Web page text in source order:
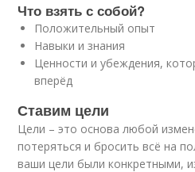
Что взять с собой?
Положительный опыт
Навыки и знания
Ценности и убеждения,
вперёд
Ставим цели
Цели – это основа любой
потеряться и бросить всё на
ваши цели были конкретными,